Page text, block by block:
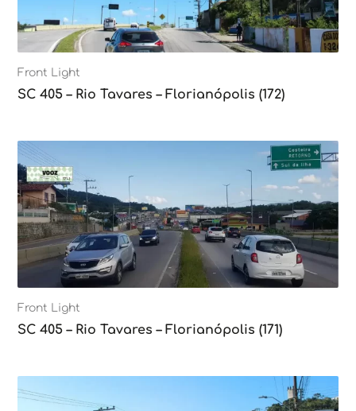
Front Light
SC 405 – Rio Tavares – Florianópolis (172)
Front Light
SC 405 – Rio Tavares – Florianópolis (171)